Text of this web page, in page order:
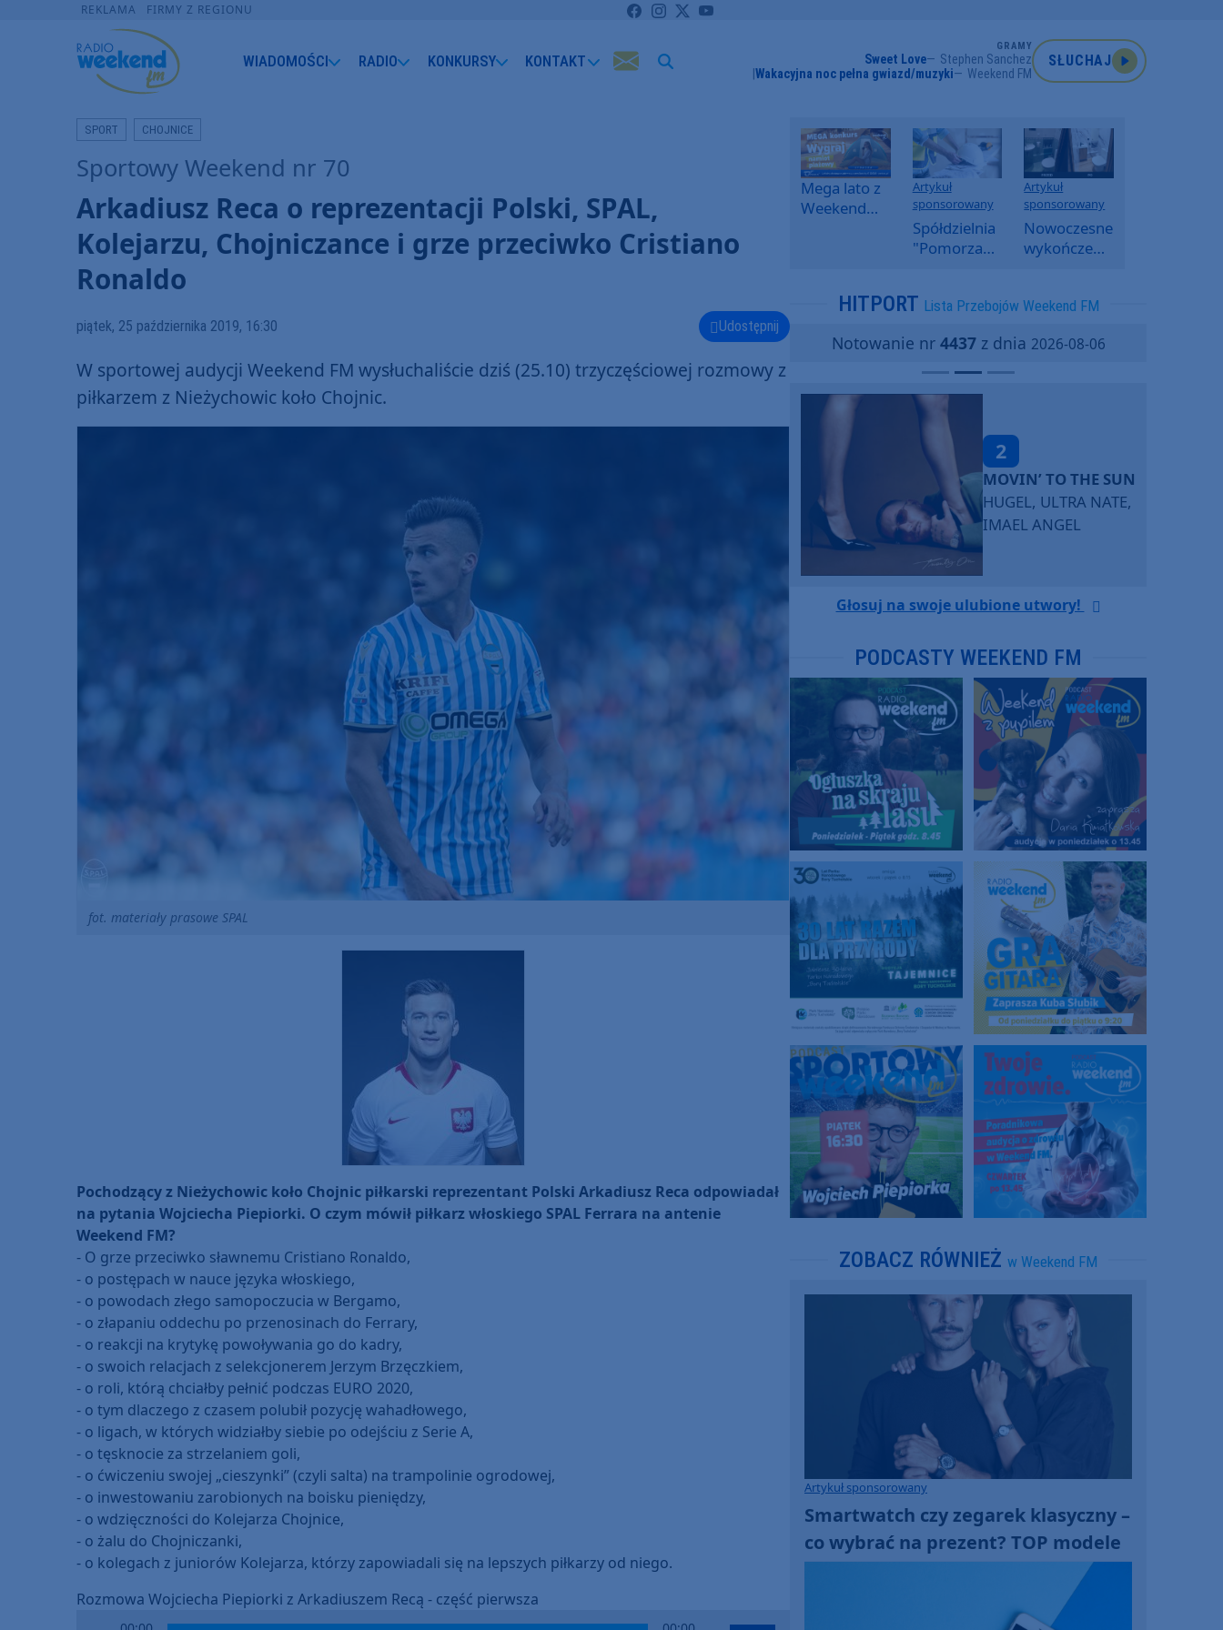
REKLAMA FIRMY Z REGIONU
WIADOMOŚCI RADIO KONKURSY KONTAKT
GRAMY
Sweet Love
Stephen Sanchez
Wakacyjna noc pełna gwiazd/muzyki
Weekend FM
SŁUCHAJ
SPORT CHOJNICE
Sportowy Weekend nr 70
Arkadiusz Reca o reprezentacji Polski, SPAL,
Kolejarzu, Chojniczance i grze przeciwko Cristiano
Ronaldo
piątek, 25 października 2019, 16:30 Udostępnij
W sportowej audycji Weekend FM wysłuchaliście dziś (25.10) trzyczęściowej rozmowy z
piłkarzem z Nieżychowic koło Chojnic.
fot. materiały prasowe SPAL
Pochodzący z Nieżychowic koło Chojnic piłkarski reprezentant Polski Arkadiusz Reca odpowiadał
na pytania Wojciecha Piepiorki. O czym mówił piłkarz włoskiego SPAL Ferrara na antenie
Weekend FM?
- O grze przeciwko sławnemu Cristiano Ronaldo,
- o postępach w nauce języka włoskiego,
- o powodach złego samopoczucia w Bergamo,
- o złapaniu oddechu po przenosinach do Ferrary,
- o reakcji na krytykę powoływania go do kadry,
- o swoich relacjach z selekcjonerem Jerzym Brzęczkiem,
- o roli, którą chciałby pełnić podczas EURO 2020,
- o tym dlaczego z czasem polubił pozycję wahadłowego,
- o ligach, w których widziałby siebie po odejściu z Serie A,
- o tęsknocie za strzelaniem goli,
- o ćwiczeniu swojej „cieszynki” (czyli salta) na trampolinie ogrodowej,
- o inwestowaniu zarobionych na boisku pieniędzy,
- o wdzięczności do Kolejarza Chojnice,
- o żalu do Chojniczanki,
- o kolegach z juniorów Kolejarza, którzy zapowiadali się na lepszych piłkarzy od niego.
Rozmowa Wojciecha Piepiorki z Arkadiuszem Recą - część pierwsza
Use
Mega lato z
Weekend
Artykuł
sponsorowany
Spółdzielnia
"Pomorzanka"
informuje o
i ofertach
najmu
Artykuł
sponsorowany
Nowoczesne
wykończenia
SPC, WPC i
kamienny
HITPORT Lista Przebojów Weekend FM
Notowanie nr 4437z dnia 2026-08-06
2
MOVIN’ TO THE SUN
HUGEL, ULTRA NATE,
IMAEL ANGEL
Głosuj na swoje ulubione utwory!
PODCASTY WEEKEND FM
ZOBACZ RÓWNIEŻ w Weekend FM
Artykuł sponsorowany
Smartwatch czy zegarek klasyczny –
co wybrać na prezent? TOP modele